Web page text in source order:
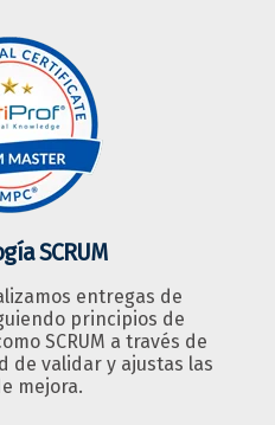
SCRUM
entregas de
principios de
SCRUM a través de
de validar y ajustas las
mejora.